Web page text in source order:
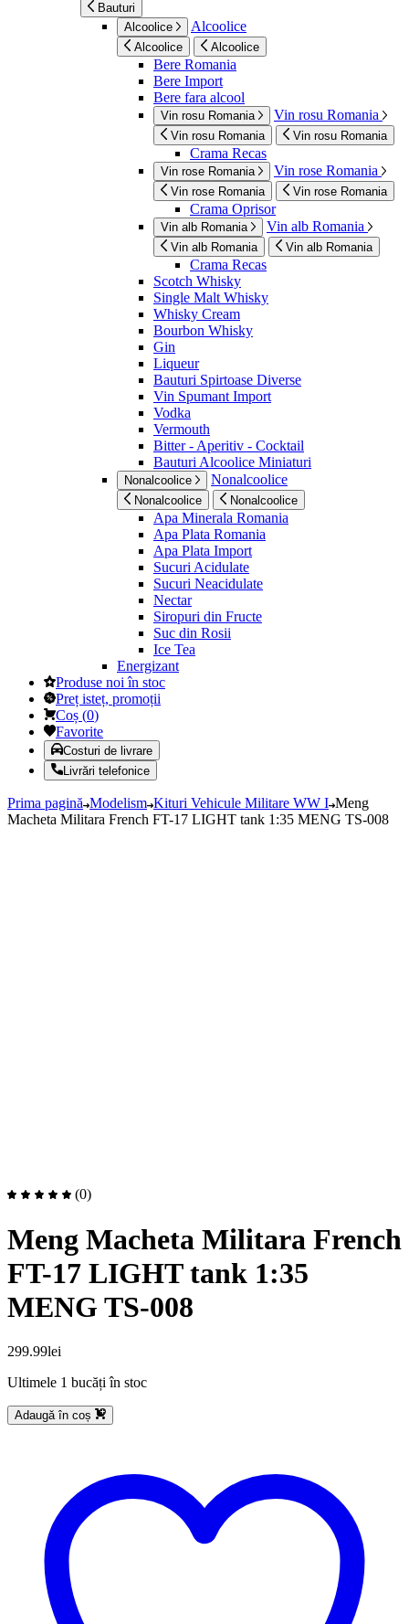
Bauturi
Alcoolice
Alcoolice
Alcoolice Alcoolice
Bere Romania
Bere Import
Bere fara alcool
Vin rosu Romania Vin rosu Romania
Vin rosu Romania Vin rosu Romania
Crama Recas
Vin rose Romania Vin rose Romania
Vin rose Romania Vin rose Romania
Crama Oprisor
Vin alb Romania Vin alb Romania
Vin alb Romania Vin alb Romania
Crama Recas
Scotch Whisky
Single Malt Whisky
Whisky Cream
Bourbon Whisky
Gin
Liqueur
Bauturi Spirtoase Diverse
Vin Spumant Import
Vodka
Vermouth
Bitter - Aperitiv - Cocktail
Bauturi Alcoolice Miniaturi
Nonalcoolice Nonalcoolice
Nonalcoolice Nonalcoolice
Apa Minerala Romania
Apa Plata Romania
Apa Plata Import
Sucuri Acidulate
Sucuri Neacidulate
Nectar
Siropuri din Fructe
Suc din Rosii
Ice Tea
Energizant
Produse noi în stoc
Preț isteț, promoții
Coș (0)
Favorite
Costuri de livrare
Livrări telefonice
Prima pagină Modelism Kituri Vehicule Militare WW I Meng
Macheta Militara French FT-17 LIGHT tank 1:35 MENG TS-008
(0)
Meng Macheta Militara French
FT-17 LIGHT tank 1:35
MENG TS-008
299.99lei
Ultimele 1 bucăți în stoc
Adaugă în coș